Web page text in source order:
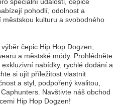
pohodlí, odolnost a
kulturu a svobodného
čepic Hip Hop Dogzen,
a městské módy. Prohlédněte
nabídky, rychlé dodání a
si ujít příležitost vlastnit
a styl, podpořený kvalitou,
Navštivte náš obchod
Hip Hop Dogzen!